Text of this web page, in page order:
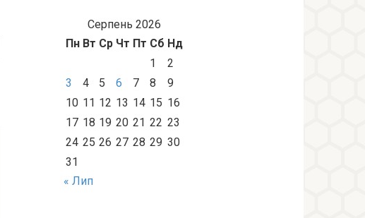
Серпень 2026
Пн Вт Ср Чт Пт Сб Нд
1
2
3
4 5 6 7 8
9
10 11 12 13 14 15 16
17 18 19 20 21 22 23
24 25 26 27 28 29 30
31
« Лип